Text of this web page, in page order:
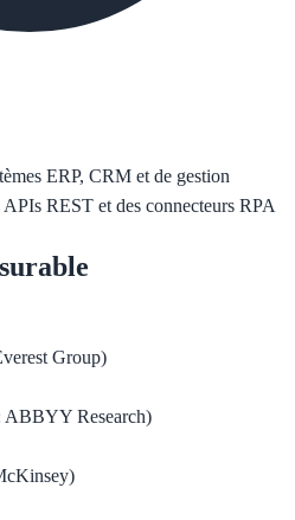
ERP, CRM et de gestion
REST et des connecteurs RPA
Group)
ABBYY Research)